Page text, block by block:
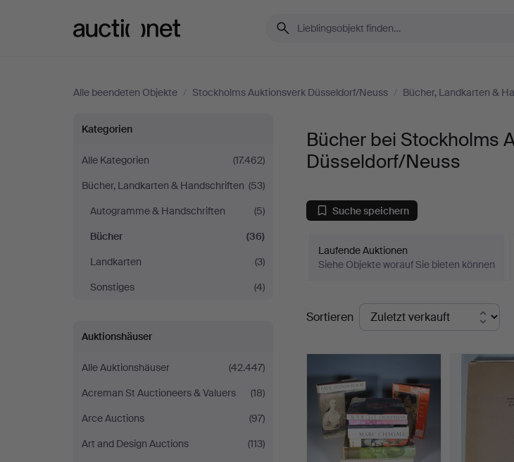
Alle beendeten Objekte / Stockholms Auktionsverk Düsseldorf/Neuss / Bücher, Landkarten &
Bücher
bei
Stockholms
Auktionsverk
Düsseldorf/Neuss
Kategorien
Alle Kategorien
(17.462)
Bücher, Landkarten & Handschriften (53)
Autogramme & Handschriften
(5)
Bücher
(36)
Landkarten
(3)
Sonstiges
(4)
Auktionshäuser
Alle Auktionshäuser
(42.447)
Acreman St Auctioneers & Valuers
(18)
Arce Auctions
(97)
Art and Design Auctions
(113)
Bücher bei Stockholms
Düsseldorf/Neuss
Suche speichern
Laufende Auktionen
Siehe Objekte worauf Sie bieten können
Endpreise
Sortieren